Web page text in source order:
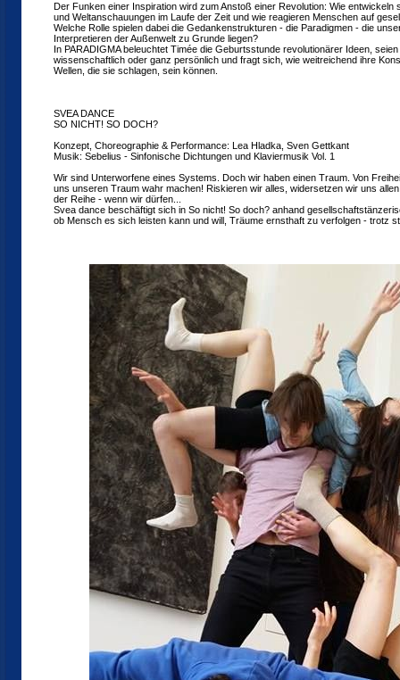
Der Funken einer Inspiration wird zum Anstoß einer Revolution: Wie entwickeln
und Weltanschauungen im Laufe der Zeit und wie reagieren Menschen auf
Welche Rolle spielen dabei die Gedankenstrukturen - die Paradigmen - die
Interpretieren der Außenwelt zu Grunde liegen?
In PARADIGMA beleuchtet Timée die Geburtsstunde revolutionärer Ideen,
wissenschaftlich oder ganz persönlich und fragt sich, wie weitreichend ihre
Wellen, die sie schlagen, sein können.
SVEA DANCE
SO NICHT! SO DOCH?
Konzept, Choreographie & Performance: Lea Hladka, Sven Gettkant
Musik: Sebelius - Sinfonische Dichtungen und Klaviermusik Vol. 1
Wir sind Unterworfene eines Systems. Doch wir haben einen Traum. Von
uns unseren Traum wahr machen! Riskieren wir alles, widersetzen wir uns
der Reihe - wenn wir dürfen...
Svea dance beschäftigt sich in So nicht! So doch? anhand
ob Mensch es sich leisten kann und will, Träume ernsthaft zu verfolgen - trotz